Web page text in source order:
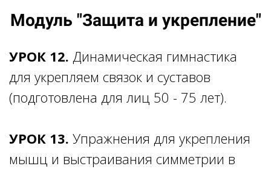
Модуль "Защита и укрепление"
УРОК 12. Динамическая гимнастика
для укрепляем связок и суставов
(подготовлена для лиц 50 - 75 лет).
УРОК 13. Упражнения для укрепления
мышц и выстраивания симметрии в